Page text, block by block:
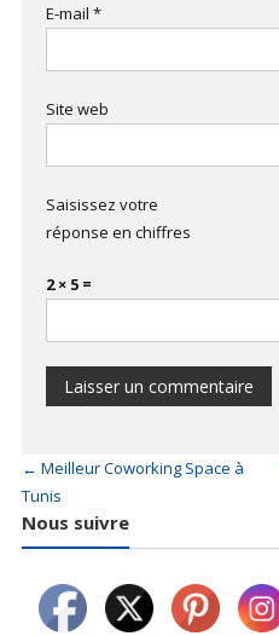
E-mail *
Site web
Saisissez votre
réponse en chiffres
2 × 5 =
← Meilleur Coworking Space à
Tunis
Nous suivre